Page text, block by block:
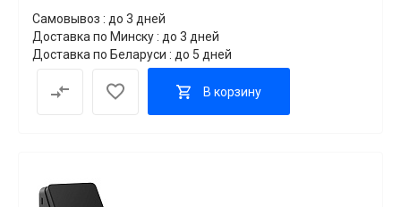
Самовывоз : до 3 дней
Доставка по Минску : до 3 дней
Доставка по Беларуси : до 5 дней
В корзину